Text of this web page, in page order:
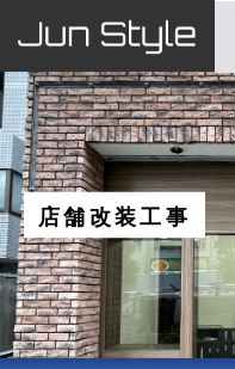
店舗 改装工 事